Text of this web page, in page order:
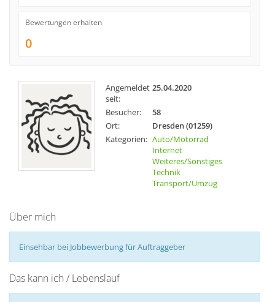
Bewertungen erhalten
0
Angemeldet
seit:
25.04.2020
Besucher:
58
Ort:
Dresden (01259)
Kategorien: Auto/Motorrad
Internet
Weiteres/Sonstiges
Technik
Transport/Umzug
Über mich
Einsehbar bei Jobbewerbung für Auftraggeber
Das kann ich / Lebenslauf